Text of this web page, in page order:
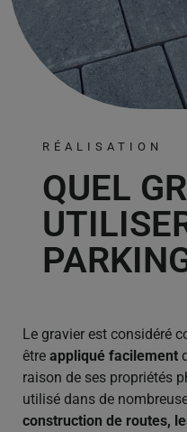
RÉALISATION
QUEL
Le gravier est considéré
être appliqué facilement
raison de ses propriétés
utilisé dans de
construction de routes,